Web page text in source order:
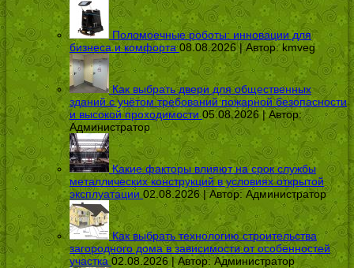
Поломоечные роботы: инновации для
бизнеса и комфорта 08.08.2026 | Автор:kmveg
Как выбрать двери для общественных
зданий с учётом требований пожарной безопасности
и высокой проходимости 05.08.2026 | Автор:
Администратор
Какие факторы влияют на срок службы
металлических конструкций в условиях открытой
эксплуатации 02.08.2026 | Автор: Администратор
Как выбрать технологию строительства
загородного дома в зависимости от особенностей
участка 02.08.2026 | Автор:Администратор